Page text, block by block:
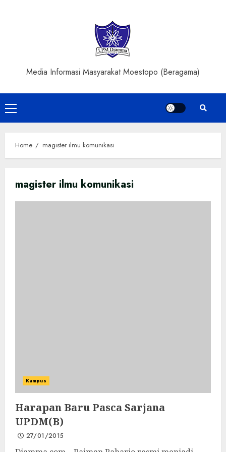
Media Informasi Masyarakat Moestopo (Beragama)
Primary
Menu
Home magister ilmu komunikasi
magister ilmu komunikasi
Kampus
Harapan Baru Pasca Sarjana
UPDM(B)
27/01/2015